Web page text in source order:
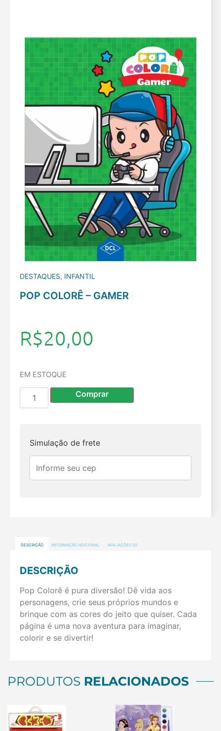
DESTAQUES, INFANTIL
POP COLORÊ – GAMER
R$20,00
EM ESTOQUE
Comprar
Simulação de frete
DESCRIÇÃO INFORMAÇÃO ADICIONAL AVALIAÇÕES (0)
DESCRIÇÃO
Pop Colorê é pura diversão! Dê vida aos
personagens, crie seus próprios mundos e
brinque com as cores do jeito que quiser. Cada
página é uma nova aventura para imaginar,
colorir e se divertir!
PRODUTOS RELACIONADOS